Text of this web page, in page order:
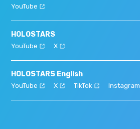
YouTube
HOLOSTARS
YouTube X
HOLOSTARS English
YouTube X TikTok Instagram